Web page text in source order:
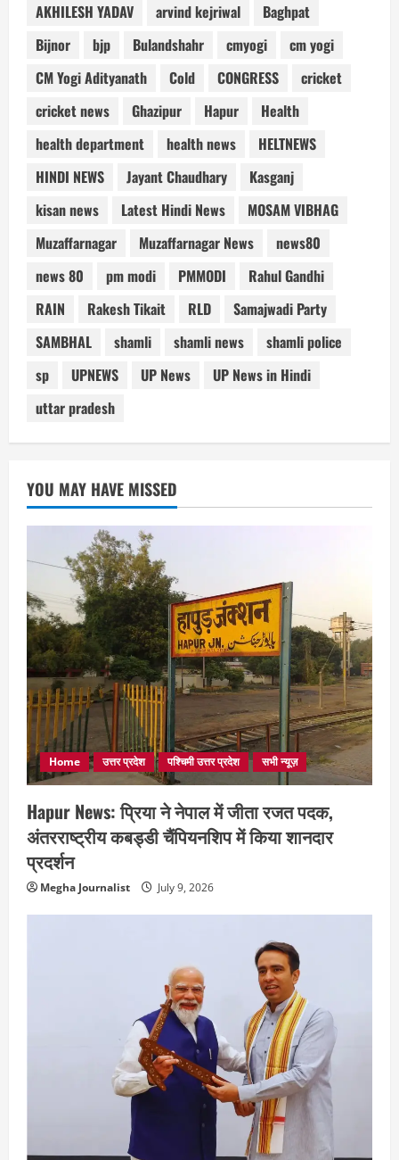
AKHILESH YADAV arvind kejriwal
Baghpat
Bijnor
bjp Bulandshahr cmyogi
cm yogi
CM Yogi Adityanath
Cold CONGRESS
cricket
cricket news
Ghazipur Hapur
Health
health department
health news
HELTNEWS
HINDI NEWS
Jayant Chaudhary
Kasganj
kisan news
Latest Hindi News
MOSAM VIBHAG
Muzaffarnagar
Muzaffarnagar News
news80
news 80
pm modi PMMODI
Rahul Gandhi
RAIN
Rakesh Tikait RLD
Samajwadi Party
SAMBHAL
shamli shamli news
shamli police
sp
UPNEWS UP News
UP News in Hindi
uttar pradesh
YOU MAY HAVE MISSED
Home उत्तर प्रदेश पश्चिमी उत्तर प्रदेश सभी न्यूज़
Hapur News: प्रिया ने नेपाल में जीता रजत पदक,
अंतरराष्ट्रीय कबड्डी चैंपियनशिप में किया शानदार
प्रदर्शन
Megha Journalist July 9, 2026